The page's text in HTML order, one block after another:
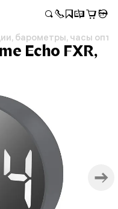
барометры, часы
Echo FXR,